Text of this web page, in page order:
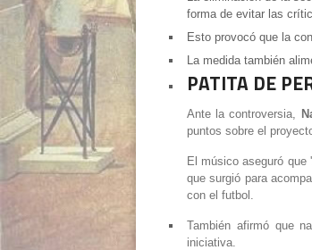
forma de evitar las
Esto provocó que la
La medida también
PATITA DE
Ante la controversia,
puntos sobre el
El músico aseguró que'
que surgió para
con el futbol.
También afirmó que
iniciativa.